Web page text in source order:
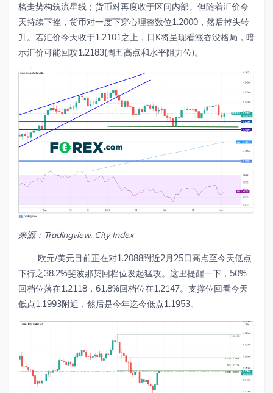
格走势构筑流星线；货币对再度收于区间内部。但随着汇价今
天持续下挫，货币对一度下穿心理整数位1.2000，然后掉头转
升。若汇价今天收于1.2101之上，日K将呈现看涨吞没格局，暗
示汇价可能回攻1.2183(周五高点和水平阻力位)。
来源：Tradingview, City Index
欧元/美元目前正在对1.2088附近2月25日高点至今天低点
下行之38.2%斐波那契回档位发起猛攻。这里提醒一下，50%
回档位落在1.2118，61.8%回档位在1.2147。支撑位回看今天
低点1.1993附近，然后是今年迄今低点1.1953。